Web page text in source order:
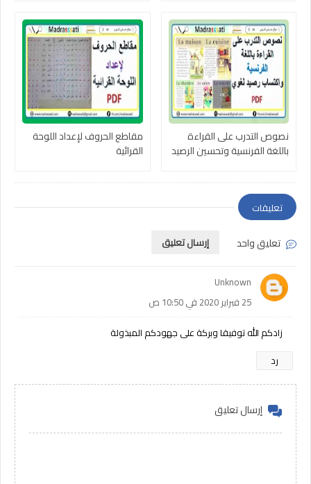
نصوص التدرب على القراءة
باللغة الفرنسية وتحسين الرصيد
مقاطع الحروف لإعداد اللوحة
القرائية
تعليقات
تعليق واحد إرسال تعليق
Unknown
25 فبراير 2020 في 10:50 ص
زادكم الله توفيقا وبركة على جهودكم المبذولة
رد
إرسال تعليق